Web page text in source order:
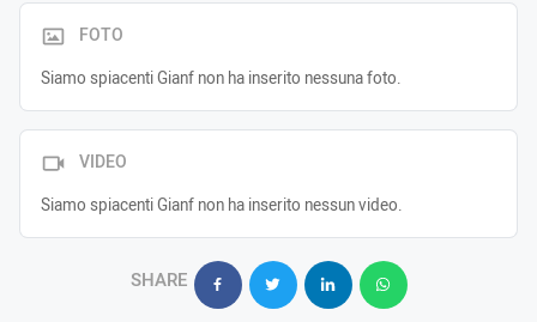
FOTO
Siamo spiacenti Gianf non ha inserito nessuna foto.
VIDEO
Siamo spiacenti Gianf non ha inserito nessun video.
SHARE